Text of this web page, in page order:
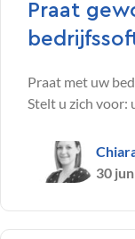
Praat
Praat met uw
Stelt u zich voor:
30